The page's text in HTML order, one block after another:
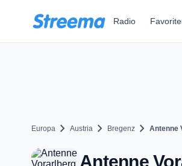
Radio
Europa chevron_right Austria chevron_right Bregenz chevron_right Antenne
Antenne